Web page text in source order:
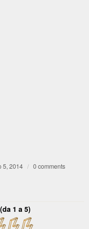
5, 2014 / 0 comments
1 a 5)